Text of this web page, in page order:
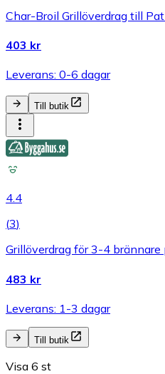
Char-Broil Grillöverdrag till
403 kr
Leverans: 0-6 dagar
Till butik
4.4
(3)
Grillöverdrag för 3-4 brännare
483 kr
Leverans: 1-3 dagar
Till butik
Visa 6 st